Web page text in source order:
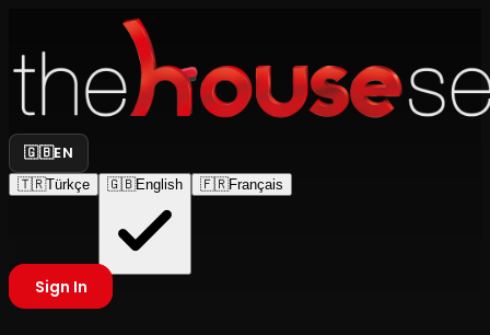
🇬🇧EN
🇹🇷Türkçe 🇬🇧English 🇫🇷Français
Sign In